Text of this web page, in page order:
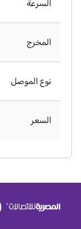
السرعة
المخرج
نوع الموصل
السعر